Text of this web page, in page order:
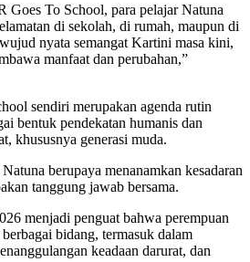
Goes To School, para pelajar Natuna
di sekolah, di rumah, maupun di
nyata semangat Kartini masa kini,
manfaat dan perubahan,”
sendiri merupakan agenda rutin
bentuk pendekatan humanis dan
khususnya generasi muda.
berupaya menanamkan kesadaran
tanggung jawab bersama.
menjadi penguat bahwa perempuan
bidang, termasuk dalam
keadaan darurat, dan